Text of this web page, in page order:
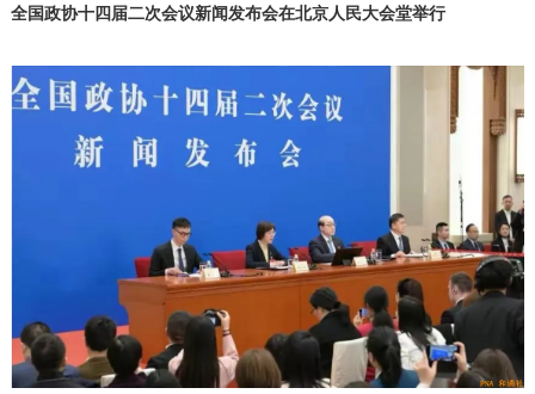
全国政协十四届二次会议新闻发布会在北京人民大会堂举行